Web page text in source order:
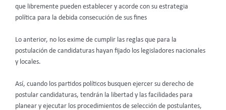
que libremente pueden establecer y acorde con su estrategia
política para la debida consecución de sus fines
Lo anterior, no los exime de cumplir las reglas que para la
postulación de candidaturas hayan fijado los legisladores nacionales
y locales.
Así, cuando los partidos políticos busquen ejercer su derecho de
postular candidaturas, tendrán la libertad y las facilidades para
planear y ejecutar los procedimientos de selección de postulantes,